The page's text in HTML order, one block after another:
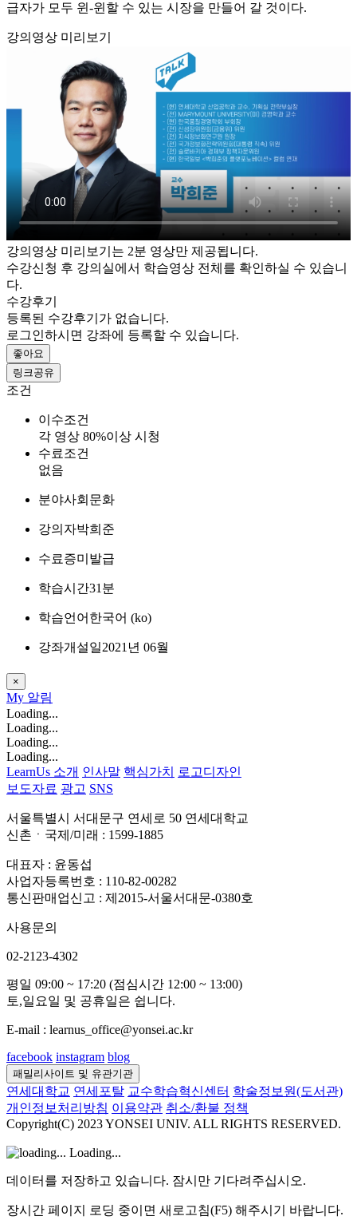
급자가 모두 윈-윈할 수 있는 시장을 만들어 갈 것이다.
강의영상 미리보기
강의영상 미리보기는 2분 영상만 제공됩니다.
수강신청 후 강의실에서 학습영상 전체를 확인하실 수 있습니
다.
수강후기
등록된 수강후기가 없습니다.
로그인하시면 강좌에 등록할 수 있습니다.
좋아요
링크공유
조건
이수조건
각 영상 80%이상 시청
수료조건
없음
분야사회문화
강의자박희준
수료증미발급
학습시간31분
학습언어 한국어 ‎(ko)‎
강좌개설일2021년 06월
×
My 알림
Loading...
Loading...
Loading...
Loading...
LearnUs 소개 인사말 핵심가치
로고디자인
보도자료 광고 SNS
서울특별시 서대문구 연세로 50 연세대학교
신촌ㆍ국제/미래 : 1599-1885
대표자 : 윤동섭
사업자등록번호 : 110-82-00282
통신판매업신고 : 제2015-서울서대문-0380호
사용문의
02-2123-4302
평일 09:00 ~ 17:20 (점심시간 12:00 ~ 13:00)
토,일요일 및 공휴일은 쉽니다.
E-mail : learnus_office@yonsei.ac.kr
facebook instagram blog
패밀리사이트 및 유관기관
연세대학교 연세포탈 교수학습혁신센터 학술정보원(도서관)
개인정보처리방침 이용약관 취소/환불 정책
Copyright(C) 2023 YONSEI UNIV. ALL RIGHTS RESERVED.
Loading...
데이터를 저장하고 있습니다. 잠시만 기다려주십시오.
장시간 페이지 로딩 중이면 새로고침(F5) 해주시기 바랍니다.